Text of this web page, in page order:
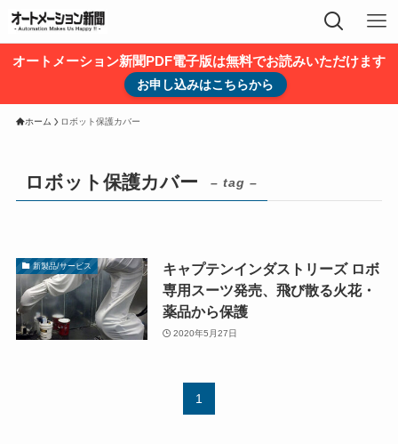
オートメーション新聞PDF電子版は無料でお読みいただけます
お申し込みはこちらから
ホーム ロボット保護カバー
ロボット保護カバー – tag –
新製品/サービス
キャプテンインダストリーズ ロボ
専用スーツ発売、飛び散る火花・
薬品から保護
2020年5月27日
1